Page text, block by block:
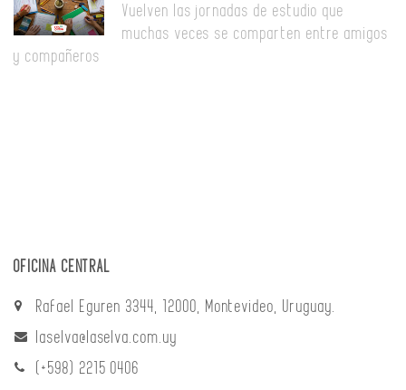
Vuelven las jornadas de estudio que
muchas veces se comparten entre amigos
y compañeros
OFICINA CENTRAL
Rafael Eguren 3344, 12000, Montevideo, Uruguay.
laselva@laselva.com.uy
(+598) 2215 0406